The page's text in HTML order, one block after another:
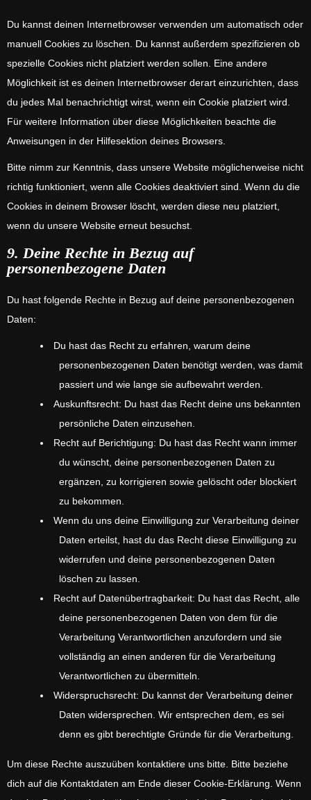
Du kannst deinen Internetbrowser verwenden um automatisch oder
manuell Cookies zu löschen. Du kannst außerdem spezifizieren ob
spezielle Cookies nicht platziert werden sollen. Eine andere
Möglichkeit ist es deinen Internetbrowser derart einzurichten, dass
du jedes Mal benachrichtigt wirst, wenn ein Cookie platziert wird.
Für weitere Information über diese Möglichkeiten beachte die
Anweisungen in der Hilfesektion deines Browsers.
Bitte nimm zur Kenntnis, dass unsere Website möglicherweise nicht
richtig funktioniert, wenn alle Cookies deaktiviert sind. Wenn du die
Cookies in deinem Browser löscht, werden diese neu platziert,
wenn du unsere Website erneut besuchst.
9. Deine Rechte in Bezug auf
personenbezogene Daten
Du hast folgende Rechte in Bezug auf deine personenbezogenen
Daten:
Du hast das Recht zu erfahren, warum deine
personenbezogenen Daten benötigt werden, was damit
passiert und wie lange sie aufbewahrt werden.
Auskunftsrecht: Du hast das Recht deine uns bekannten
persönliche Daten einzusehen.
Recht auf Berichtigung: Du hast das Recht wann immer
du wünscht, deine personenbezogenen Daten zu
ergänzen, zu korrigieren sowie gelöscht oder blockiert
zu bekommen.
Wenn du uns deine Einwilligung zur Verarbeitung deiner
Daten erteilst, hast du das Recht diese Einwilligung zu
widerrufen und deine personenbezogenen Daten
löschen zu lassen.
Recht auf Datenübertragbarkeit: Du hast das Recht, alle
deine personenbezogenen Daten von dem für die
Verarbeitung Verantwortlichen anzufordern und sie
vollständig an einen anderen für die Verarbeitung
Verantwortlichen zu übermitteln.
Widerspruchsrecht: Du kannst der Verarbeitung deiner
Daten widersprechen. Wir entsprechen dem, es sei
denn es gibt berechtigte Gründe für die Verarbeitung.
Um diese Rechte auszuüben kontaktiere uns bitte. Bitte beziehe
dich auf die Kontaktdaten am Ende dieser Cookie-Erklärung. Wenn